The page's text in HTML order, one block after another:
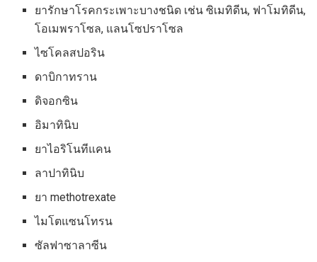
ยารักษาโรคกระเพาะบางชนิด เช่น ซิเมทิดีน, ฟาโมทิดีน,
โอเมพราโซล, แลนโซปราโซล
ไซโคลสปอริน
ดาบิกาทราน
ดิจอกซิน
อิมาทินิบ
ยาไอริโนทีแคน
ลาปาทินิบ
ยา methotrexate
ไมโตแซนโทรน
ซัลฟาซาลาซีน